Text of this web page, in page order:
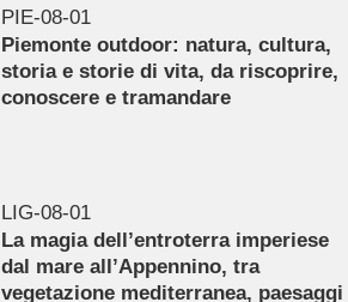
PIE-08-01
Piemonte outdoor: natura, cultura,
storia e storie di vita, da riscoprire,
conoscere e tramandare
LIG-08-01
La magia dell’entroterra imperiese
dal mare all’Appennino, tra
vegetazione mediterranea, paesaggi